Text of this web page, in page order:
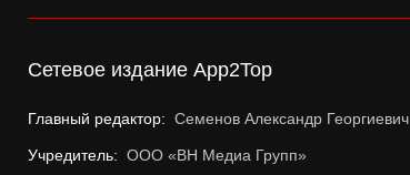
Сетевое издание App2Top
Главный редактор: Семенов Александр Георгиевич
Учредитель: ООО «ВН Медиа Групп»